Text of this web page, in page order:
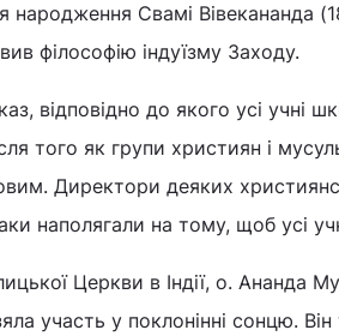
народження Свамі Вівекананда
філософію індуїзму Заходу.
відповідно до якого усі учні
того як групи християн і
Директори деяких
наполягали на тому, щоб усі
Церкви в Індії, о. Ананда
участь у поклонінні сонцю.